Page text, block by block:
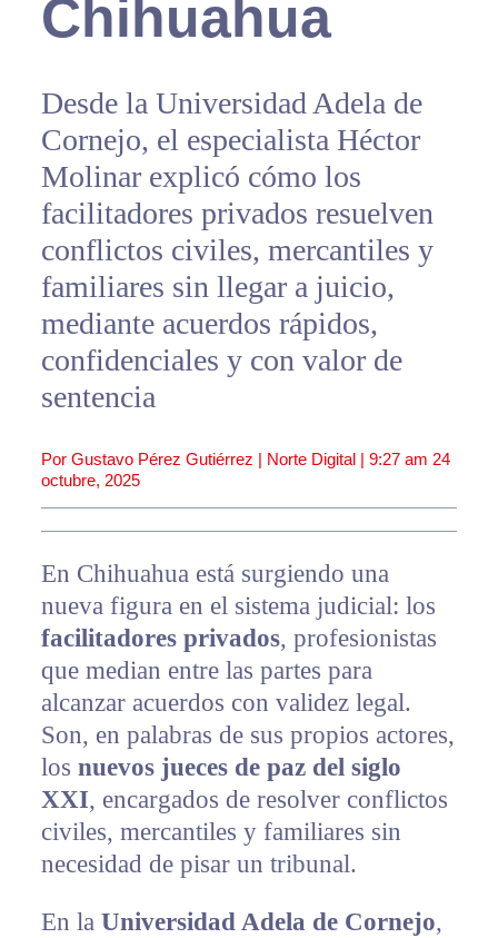
Chihuahua
Desde la Universidad Adela de
Cornejo, el especialista Héctor
Molinar explicó cómo los
facilitadores privados resuelven
conflictos civiles, mercantiles y
familiares sin llegar a juicio,
mediante acuerdos rápidos,
confidenciales y con valor de
sentencia
Por Gustavo Pérez Gutiérrez | Norte Digital | 9:27 am 24
octubre, 2025
En Chihuahua está surgiendo una
nueva figura en el sistema judicial: los
facilitadores privados, profesionistas
que median entre las partes para
alcanzar acuerdos con validez legal.
Son, en palabras de sus propios actores,
los nuevos jueces de paz del siglo
XXI, encargados de resolver conflictos
civiles, mercantiles y familiares sin
necesidad de pisar un tribunal.
En la Universidad Adela de Cornejo,